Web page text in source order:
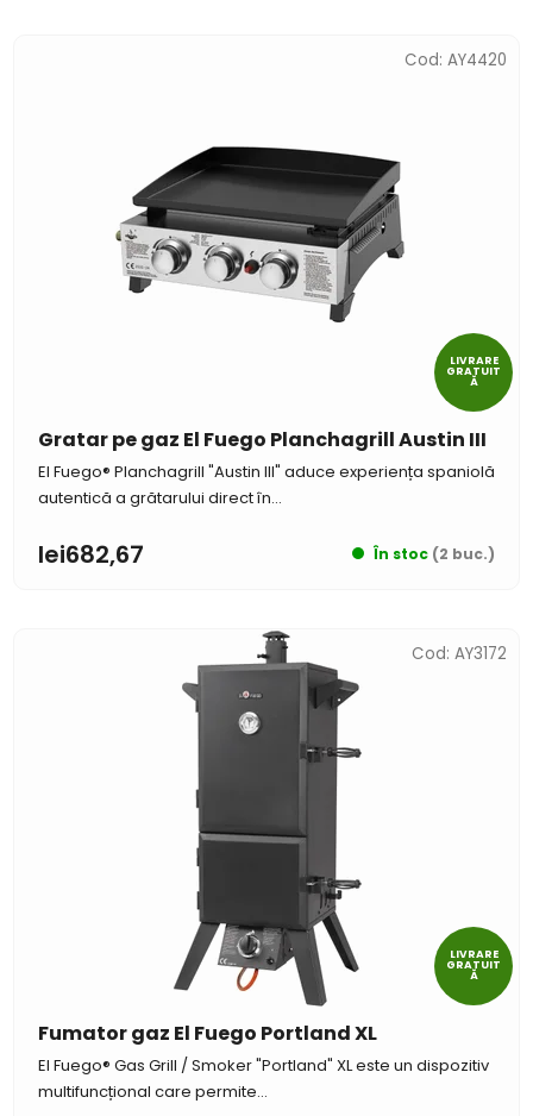
LIVRARE
GRATUIT
Ă
Gratar pe gaz El Fuego Planchagrill Austin III
În stoc (2 buc.)
lei682,67
El Fuego® Planchagrill "Austin III" aduce experiența spaniolă
autentică a grătarului direct în...
Cod: AY4420
LIVRARE
GRATUIT
Ă
Fumator gaz El Fuego Portland XL
El Fuego® Gas Grill / Smoker "Portland" XL este un dispozitiv
multifuncțional care permite...
Cod: AY3172